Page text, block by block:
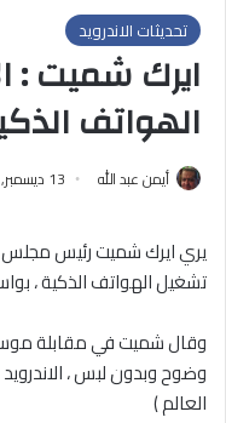
تحديثات الاندرويد
ايرك شميت :
الهواتف
أيمن عبد الله 13 ديسمبر, 2012
يري ايرك شميت رئيس مجلس
تشغيل الهواتف الذكية ،
وقال شميت في مقابلة
وضوح وبدون لبس ،
العالم )